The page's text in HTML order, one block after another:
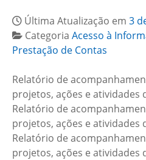
Última Atualização em 3
Categoria Acesso à
Prestação de Contas
Relatório de
projetos, ações e atividades
Relatório de
projetos, ações e atividades
Relatório de
projetos, ações e atividades